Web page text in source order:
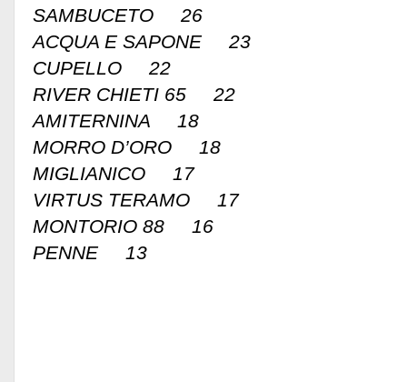
SAMBUCETO 26
ACQUA E SAPONE 23
CUPELLO 22
RIVER CHIETI 65 22
AMITERNINA 18
MORRO D’ORO 18
MIGLIANICO 17
VIRTUS TERAMO 17
MONTORIO 88 16
PENNE 13